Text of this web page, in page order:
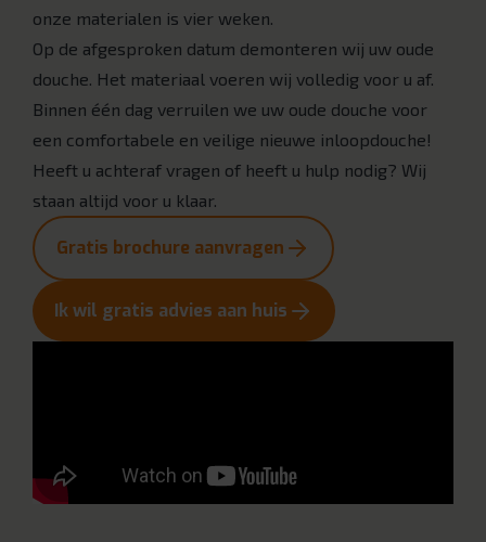
onze materialen is vier weken.
Op de afgesproken datum demonteren wij uw oude
douche. Het materiaal voeren wij volledig voor u af.
Binnen één dag verruilen we uw oude douche voor
een comfortabele en veilige nieuwe inloopdouche!
Heeft u achteraf vragen of heeft u hulp nodig? Wij
staan altijd voor u klaar.
Gratis brochure aanvragen
Ik wil gratis advies aan huis